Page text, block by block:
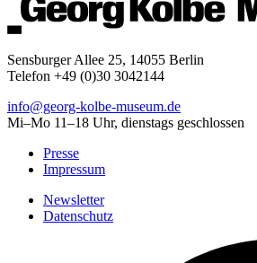
Sensburger Allee 25, 14055 Berlin
Telefon +49 (0)30 3042144
info@georg-kolbe-museum.de
Mi–Mo 11–18 Uhr, dienstags geschlossen
Presse
Impressum
Newsletter
Datenschutz